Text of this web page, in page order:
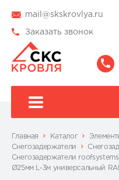
mail@skskrovlya.ru
Заказать звонок
Главная Каталог
Снегозадержатели
Снегозадержатели roofsystems
Ø25мм L-3м универсальный